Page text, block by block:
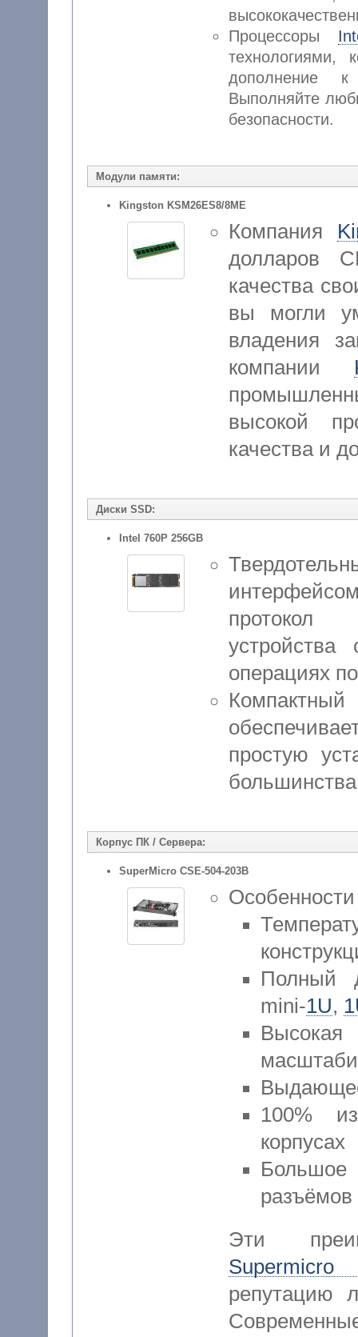
Процессоры
технологиями,
дополнение
Выполняйте
безопасности.
Модули памяти:
Kingston KSM26ES8/8ME
Компания
долларов
качества
вы могли
владения
компании
высокой
качества и
Диски SSD:
Intel 760P 256GB
протокол
операциях
простую
Корпус ПК / Сервера:
SuperMicro CSE-504-203B
Полный
mini-1U,
100%
корпусах
разъёмов
Эти
репутацию